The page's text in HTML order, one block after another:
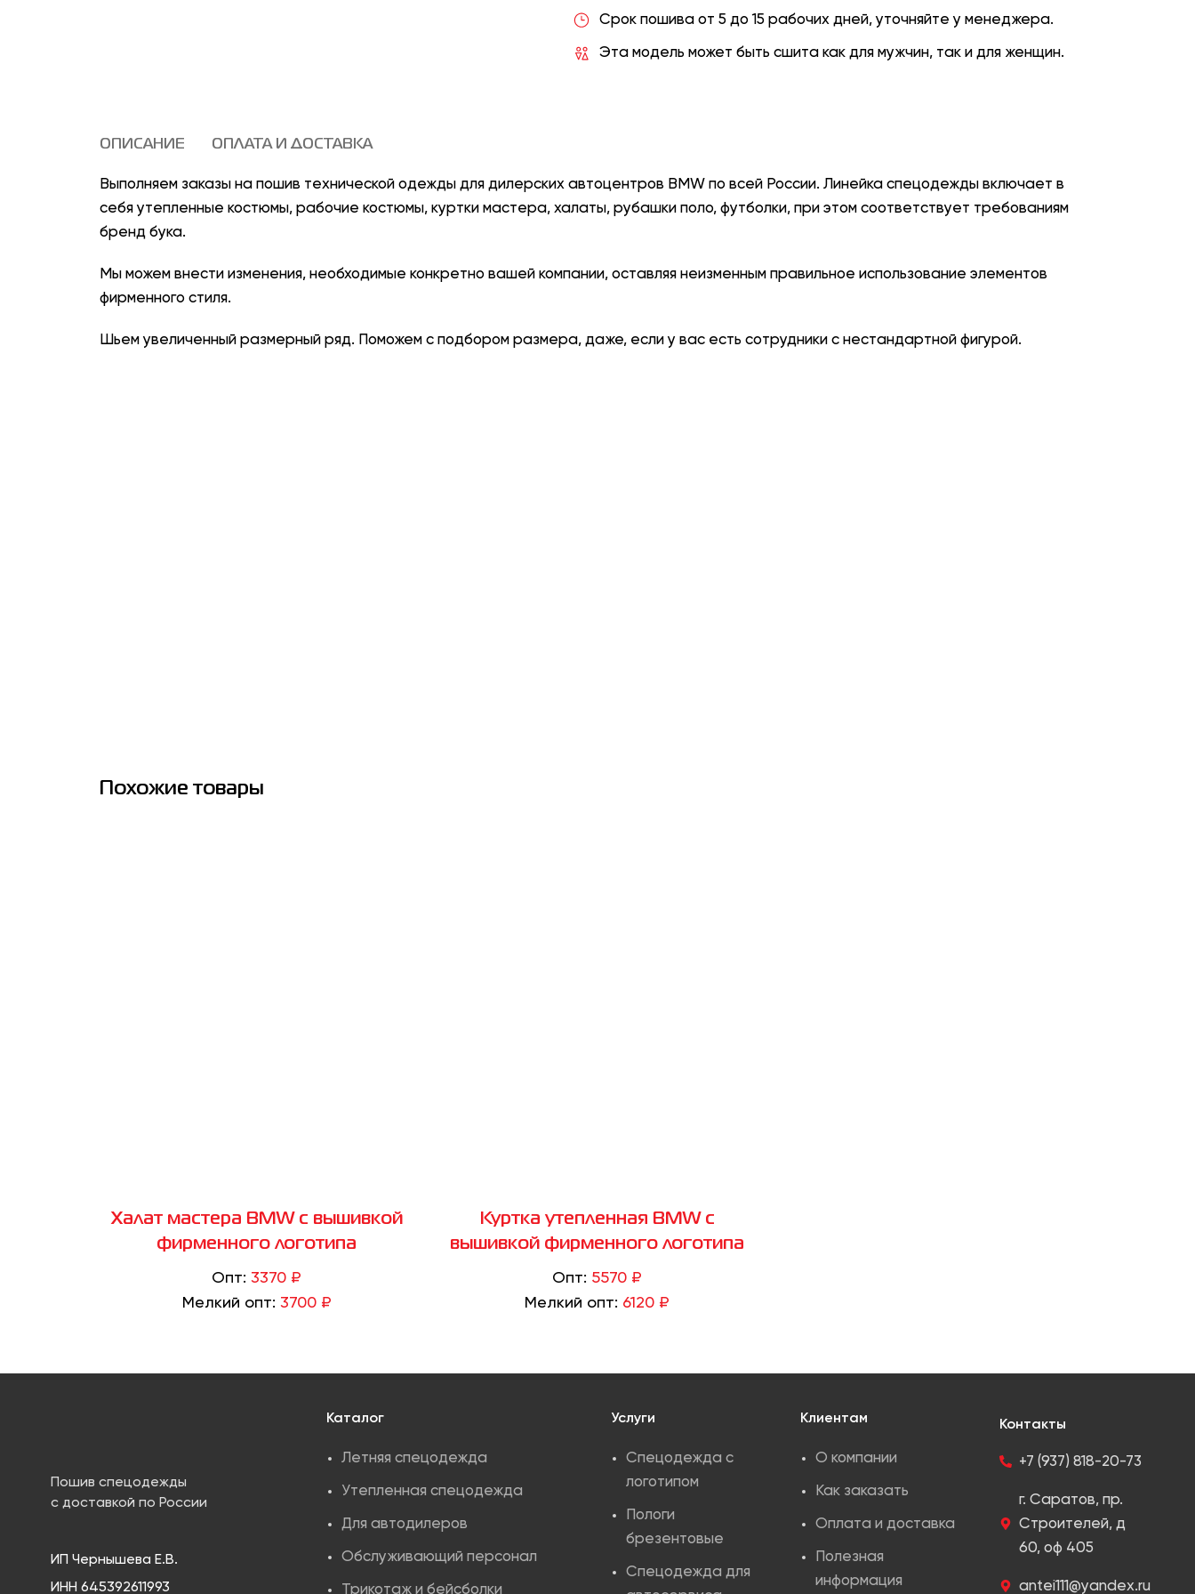
Срок пошива от 5 до 15 рабочих дней, уточняйте у менеджера.
Эта модель может быть сшита как для мужчин, так и для женщин.
ОПИСАНИЕ ОПЛАТА И ДОСТАВКА
Выполняем заказы на пошив технической одежды для дилерских автоцентров BMW по всей России. Линейка спецодежды включает в
себя утепленные костюмы, рабочие костюмы, куртки мастера, халаты, рубашки поло, футболки, при этом соответствует требованиям
бренд бука.
Мы можем внести изменения, необходимые конкретно вашей компании, оставляя неизменным правильное использование элементов
фирменного стиля.
Шьем увеличенный размерный ряд. Поможем с подбором размера, даже, если у вас есть сотрудники с нестандартной фигурой.
Похожие товары
Халат мастера BMW с вышивкой
фирменного логотипа
Опт:3370 ₽
Мелкий опт: 3700 ₽
Куртка утепленная BMW с
вышивкой фирменного логотипа
Опт: 5570 ₽
Мелкий опт: 6120 ₽
Пошив спецодежды
с доставкой по России
ИП Чернышева Е.В.
ИНН 645392611993
Каталог
Летняя спецодежда
Утепленная спецодежда
Для автодилеров
Обслуживающий персонал
Трикотаж и бейсболки
Услуги
Спецодежда с
логотипом
Пологи
брезентовые
Спецодежда для
Клиентам
О компании
Как заказать
Оплата и доставка
Полезная
информация
Контакты
+7 (937) 818-20-73
г. Саратов, пр.
Строителей, д
60, оф 405
antei111@yandex.ru